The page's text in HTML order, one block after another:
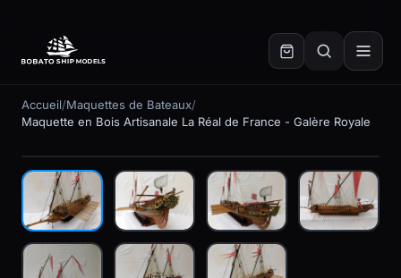
Accueil/Maquettes de Bateaux/
Maquette en Bois Artisanale La Réal de France - Galère Royale
En stock